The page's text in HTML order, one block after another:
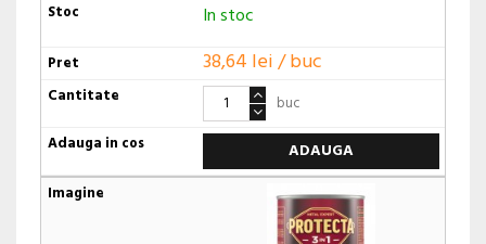
In stoc
38,64 lei / buc
buc
ADAUGA